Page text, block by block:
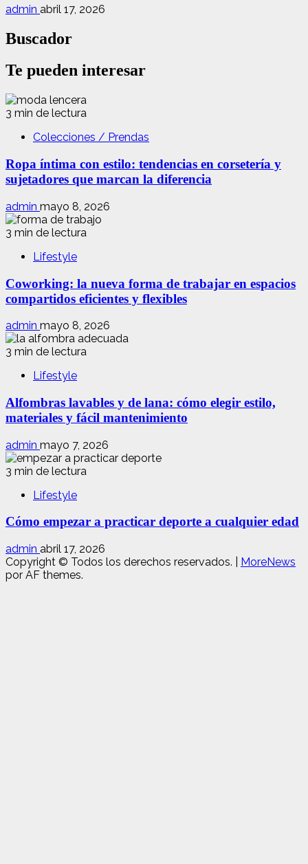
admin abril 17, 2026
Buscador
Te pueden interesar
3 min de lectura
Colecciones / Prendas
Ropa íntima con estilo: tendencias en corsetería y
sujetadores que marcan la diferencia
admin mayo 8, 2026
3 min de lectura
Lifestyle
Coworking: la nueva forma de trabajar en espacios
compartidos eficientes y flexibles
admin mayo 8, 2026
3 min de lectura
Lifestyle
Alfombras lavables y de lana: cómo elegir estilo,
materiales y fácil mantenimiento
admin mayo 7, 2026
3 min de lectura
Lifestyle
Cómo empezar a practicar deporte a cualquier edad
admin abril 17, 2026
Copyright © Todos los derechos reservados.
MoreNews
por AF themes.